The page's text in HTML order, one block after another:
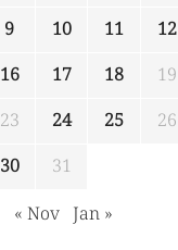
9 10 11 12
16 17 18 19
23 24 25 26
30
31
« Nov Jan »